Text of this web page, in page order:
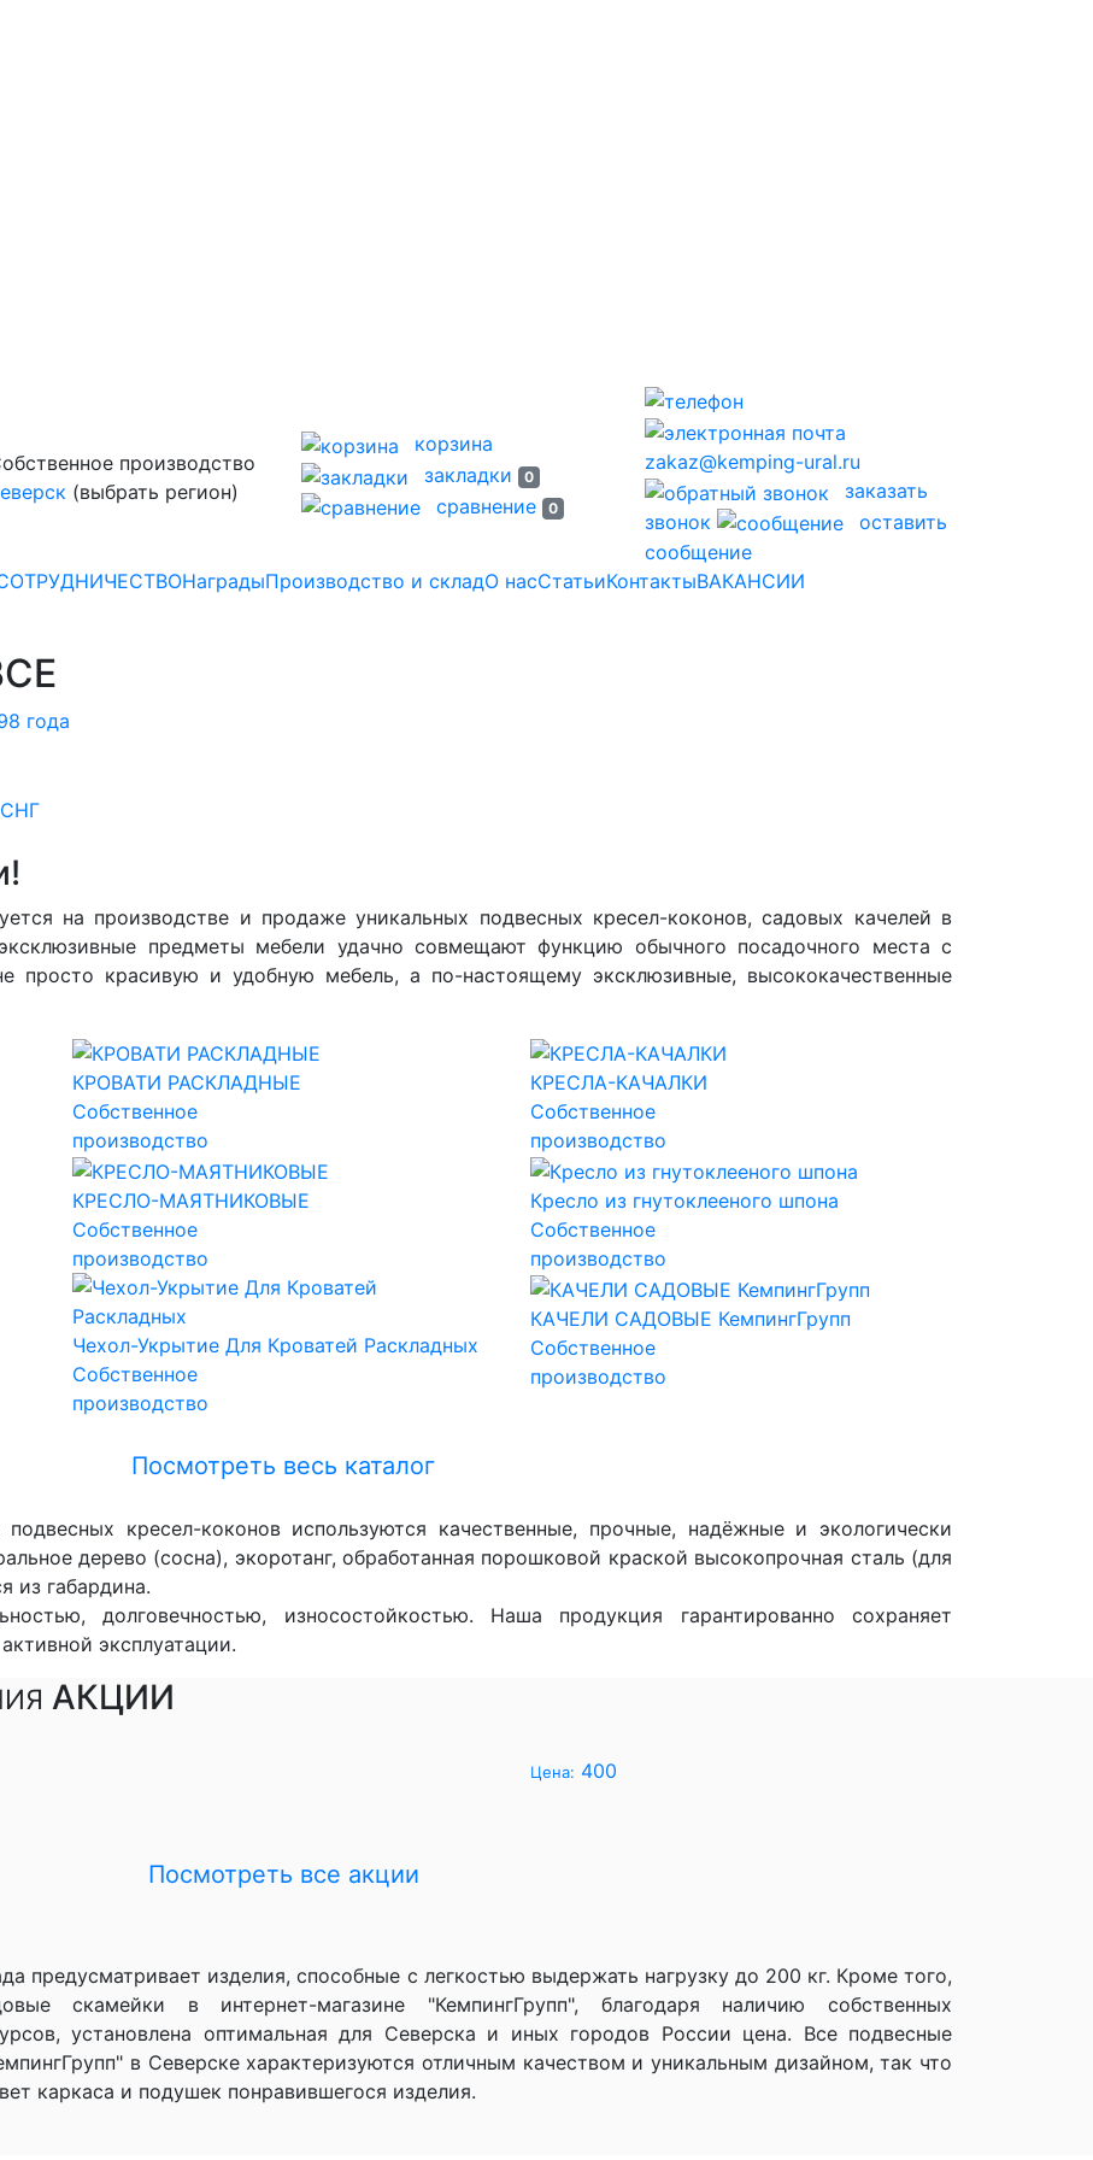
(выбрать регион)
корзина
закладки
0
сравнение 0
zakaz@kemping-ural.ru
заказать
звонок
оставить
сообщение
НаградыПроизводство и складО насСтатьиКонтактыВАКАНСИИ
года
на производстве и продаже уникальных подвесных кресел-коконов, садовых качелей в
предметы мебели удачно совмещают функцию обычного посадочного места с
просто красивую и удобную мебель, а по-настоящему эксклюзивные, высококачественные
КРОВАТИ РАСКЛАДНЫЕ
Собственное
производство
КРЕСЛА-КАЧАЛКИ
Собственное
производство
КРЕСЛО-МАЯТНИКОВЫЕ
Собственное
производство
Кресло из гнутоклееного шпона
Собственное
производство
Чехол-Укрытие Для Кроватей Раскладных
Собственное
производство
КАЧЕЛИ САДОВЫЕ КемпингГрупп
Собственное
производство
Посмотреть весь каталог
кресел-коконов используются качественные, прочные, надёжные и экологически
дерево (сосна), экоротанг, обработанная порошковой краской высокопрочная сталь (для
из габардина.
долговечностью, износостойкостью. Наша продукция гарантированно сохраняет
эксплуатации.
АКЦИИ
Цена: 400
Посмотреть вcе акции
предусматривает изделия, способные с легкостью выдержать нагрузку до 200 кг. Кроме того,
скамейки в интернет-магазине "КемпингГрупп", благодаря наличию собственных
установлена оптимальная для Северска и иных городов России цена. Все подвесные
в Северске характеризуются отличным качеством и уникальным дизайном, так что
каркаса и подушек понравившегося изделия.